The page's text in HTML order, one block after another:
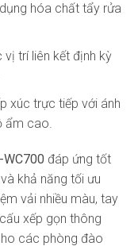
hóa chất tẩy rửa
trí liên kết định kỳ
xúc trực tiếp với ánh
ẩm cao.
WC700 đáp ứng tốt
khả năng tối ưu
vải nhiều màu, tay
xếp gọn thông
các phòng đào